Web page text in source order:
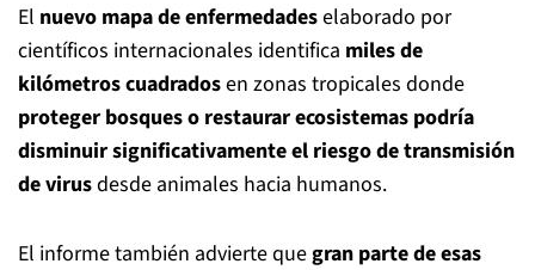
El nuevo mapa de enfermedadeselaborado por
científicos internacionales identifica miles de
kilómetros cuadradosen zonas tropicales donde
proteger bosques o restaurar ecosistemas podría
disminuir significativamente el riesgo de transmisión
de virusdesde animales hacia humanos.
El informe también advierte quegran parte de esas